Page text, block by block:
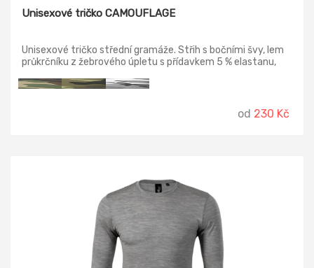
Unisexové tričko CAMOUFLAGE
Unisexové tričko střední gramáže. Střih s bočními švy, lem
průkrčníku z žebrového úpletu s přídavkem 5 % elastanu,
od 230 Kč